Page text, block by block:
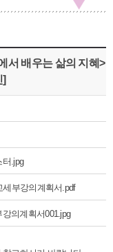
서 배우는 삶의 지혜>
]
.jpg
부강의계획서.pdf
의계획서001.jpg